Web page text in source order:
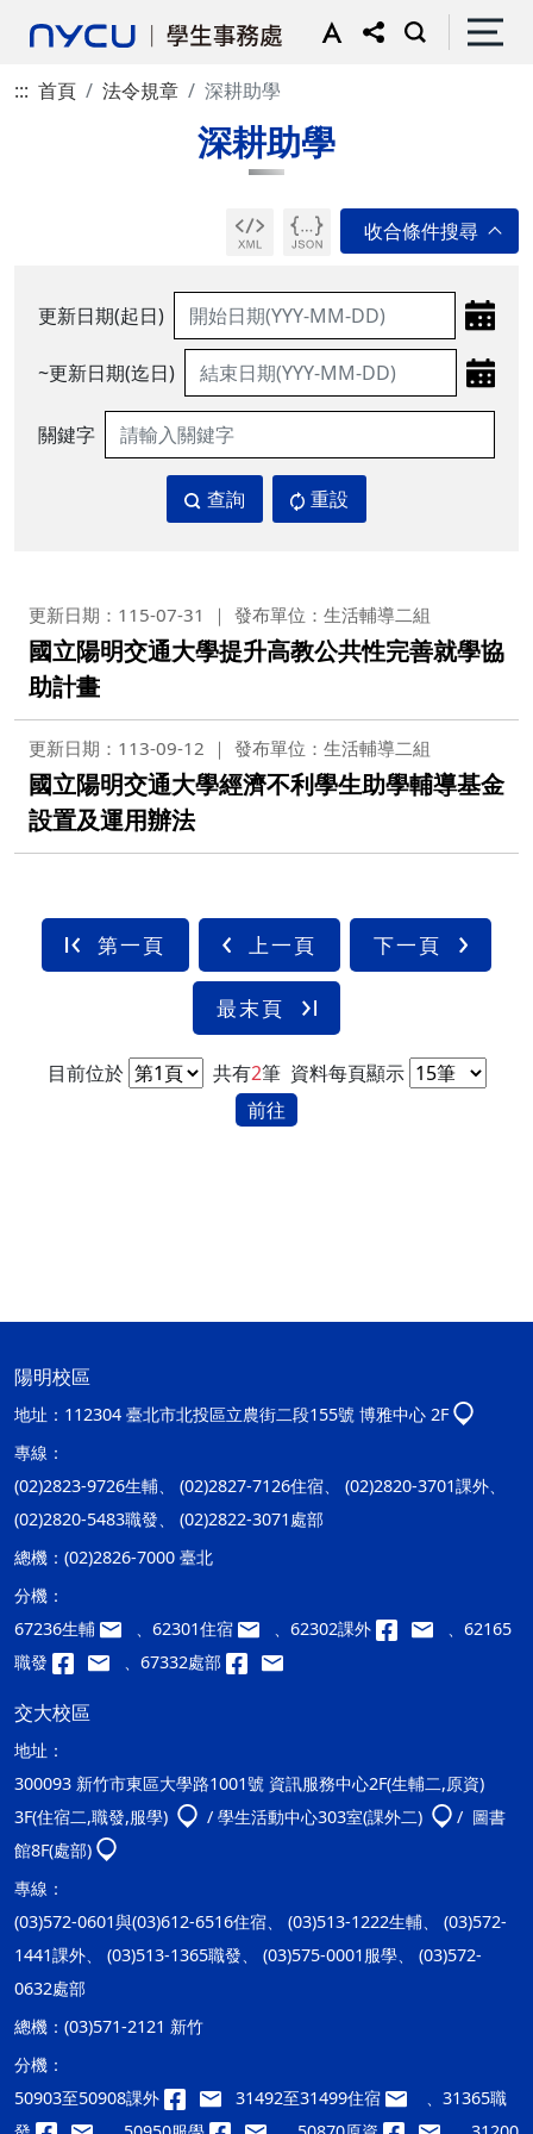
::: 首頁 法令規章 深耕助學
深耕助學
更新日期(起日)
~更新日期(迄日)
關鍵字
查詢 重設
更新日期：115-07-31 發布單位：生活輔導二組
國立陽明交通大學提升高教公共性完善就學協
助計畫
更新日期：113-09-12 發布單位：生活輔導二組
國立陽明交通大學經濟不利學生助學輔導基金
設置及運用辦法
第一頁 上一頁 下一頁
最末頁
目前位於 共有2筆 資料每頁顯示
前往
陽明校區
地址： 112304 臺北市北投區立農街二段155號 博雅中心 2F
專線：
(02)2823-9726生輔、 (02)2827-7126住宿、 (02)2820-3701課外、
(02)2820-5483職發、 (02)2822-3071處部
總機： (02)2826-7000 臺北
分機：
67236生輔
、62301住宿 、62302課外
、62165
職發
、67332處部
交大校區
地址：
300093 新竹市東區大學路1001號 資訊服務中心2F(生輔二,原資)
3F(住宿二,職發,服學)
/ 學生活動中心303室(課外二)
/ 圖書
館8F(處部)
專線：
(03)572-0601與(03)612-6516住宿、 (03)513-1222生輔、 (03)572-
1441課外、 (03)513-1365職發、 (03)575-0001服學、 (03)572-
0632處部
總機： (03)571-2121 新竹
分機：
50903至50908課外
31492至31499住宿
、31365職